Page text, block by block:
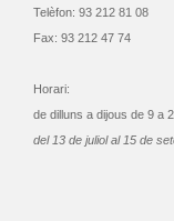
Telèfon: 93 212 81 08
Fax: 93 212 47 74
Horari:
de dilluns a dijous de 9 a
del 13 de juliol al 15 de